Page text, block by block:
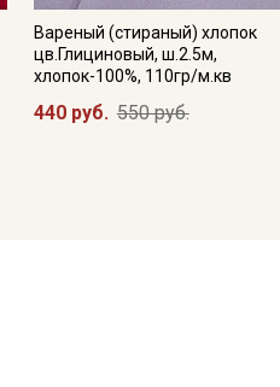
Вареный (стираный) хлопок
цв.Глициновый, ш.2.5м,
хлопок-100%, 110гр/м.кв
440 руб. 550 руб.